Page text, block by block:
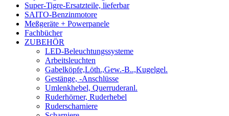
Super-Tigre-Ersatzteile, lieferbar
SAITO-Benzinmotore
Meßgeräte + Powerpanele
Fachbücher
ZUBEHÖR
LED-Beleuchtungssysteme
Arbeitsleuchten
Gabelköpfe,Löth.,Gew.-B..,Kugelgel.
Gestänge, -Anschlüsse
Umlenkhebel, Querruderanl.
Ruderhörner, Ruderhebel
Ruderscharniere